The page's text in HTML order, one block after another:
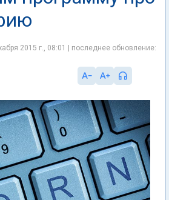
2015 г., 08:01 | последнее обновление: